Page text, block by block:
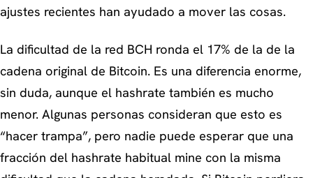
ajustes recientes han ayudado a mover las cosas.
La dificultad de la red BCH ronda el 17% de la de la
cadena original de Bitcoin. Es una diferencia enorme,
sin duda, aunque el hashrate también es mucho
menor. Algunas personas consideran que esto es
“hacer trampa”, pero nadie puede esperar que una
fracción del hashrate habitual mine con la misma